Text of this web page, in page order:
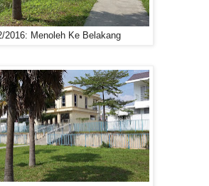
2016: Menoleh Ke Belakang